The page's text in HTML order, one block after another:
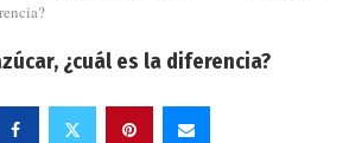
¿cuál es la diferencia?